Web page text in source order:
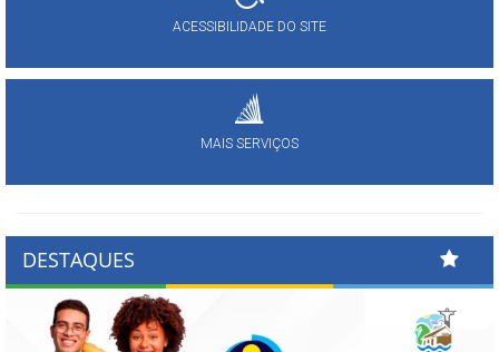
ACESSIBILIDADE DO SITE
MAIS SERVIÇOS
DESTAQUES